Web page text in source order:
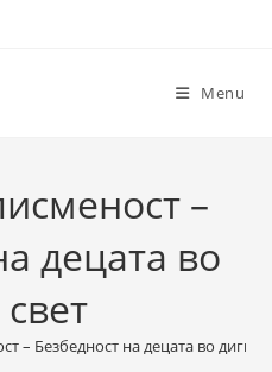
Menu
–
децата во
– Безбедност на децата во